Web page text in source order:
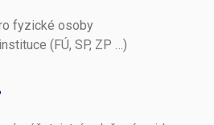
fyzické osoby
(FÚ, SP, ZP …)